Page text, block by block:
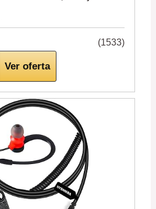
(1533)
Ver oferta